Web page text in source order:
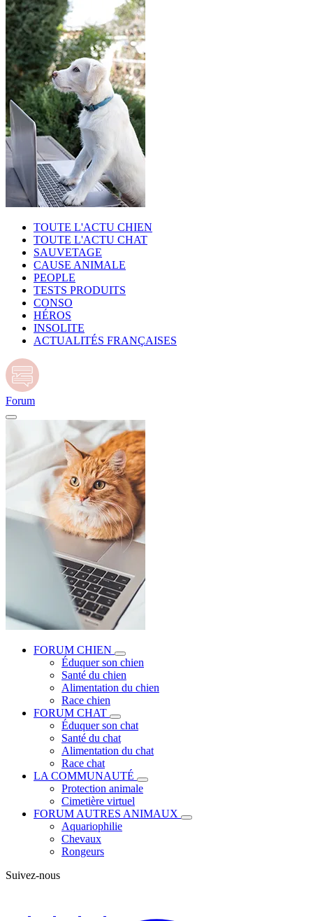
TOUTE L'ACTU CHIEN
TOUTE L'ACTU CHAT
SAUVETAGE
CAUSE ANIMALE
PEOPLE
TESTS PRODUITS
CONSO
HÉROS
INSOLITE
ACTUALITÉS FRANÇAISES
Forum
FORUM CHIEN
Éduquer son chien
Santé du chien
Alimentation du chien
Race chien
FORUM CHAT
Éduquer son chat
Santé du chat
Alimentation du chat
Race chat
LA COMMUNAUTÉ
Protection animale
Cimetière virtuel
FORUM AUTRES ANIMAUX
Aquariophilie
Chevaux
Rongeurs
Suivez-nous